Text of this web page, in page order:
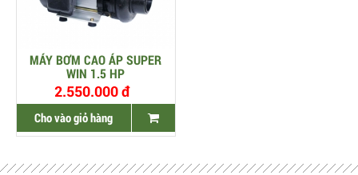
MÁY BƠM CAO ÁP SUPER
WIN 1.5 HP
2.550.000 đ
Cho vào giỏ hàng